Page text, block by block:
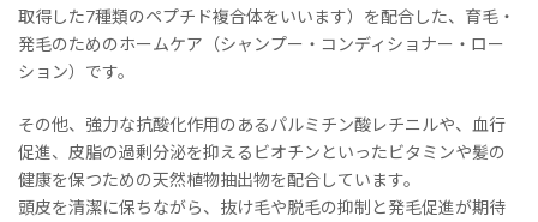
取得した7種類のペプチド複合体をいいます）を配合した、育毛・
発毛のためのホームケア（シャンプー・コンディショナー・ロー
ション）です。
その他、強力な抗酸化作用のあるパルミチン酸レチニルや、血行
促進、皮脂の過剰分泌を抑えるビオチンといったビタミンや髪の
健康を保つための天然植物抽出物を配合しています。
頭皮を清潔に保ちながら、抜け毛や脱毛の抑制と発毛促進が期待